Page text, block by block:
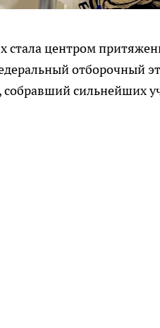
стала центром
отборочный
сильнейших